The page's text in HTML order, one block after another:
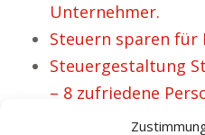
Unternehmer.
Steuern sparen für
Steuergestaltung
– 8 zufriedene
Steueroptimierung